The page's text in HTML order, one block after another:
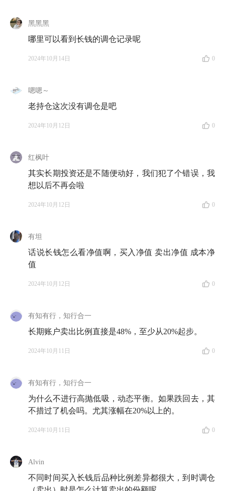
黑黑黑
哪里可以看到长钱的调仓记录呢
2024年10月14日 0
嗯嗯～
老持仓这次没有调仓是吧
2024年10月12日 0
红枫叶
其实长期投资还是不随便动好，我们犯了个错误，我
想以后不再会啦
2024年10月12日 0
有坦
话说长钱怎么看净值啊，买入净值 卖出净值 成本净
值
2024年10月12日 0
有知有行，知行合一
长期账户卖出比例直接是48%，至少从20%起步。
2024年10月11日 0
有知有行，知行合一
为什么不进行高抛低吸，动态平衡。如果跌回去，其
不措过了机会吗。尤其涨幅在20%以上的。
2024年10月11日 0
Alvin
不同时间买入长钱后品种比例差异都很大，到时调仓